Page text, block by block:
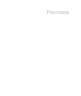
Реклама